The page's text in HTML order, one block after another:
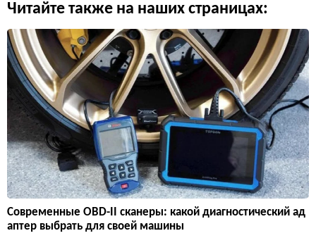
Читайте также на наших страницах:
Современные OBD-II сканеры: какой диагностический ад
аптер выбрать для своей машины